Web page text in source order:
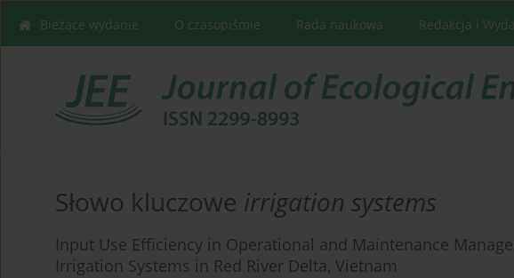
Bieżące wydanie O czasopiśmie Rada naukowa Redakcja i
Słowo kluczowe irrigation systems
Input Use Efficiency in Operational and Maintenance
Irrigation Systems in Red River Delta, Vietnam